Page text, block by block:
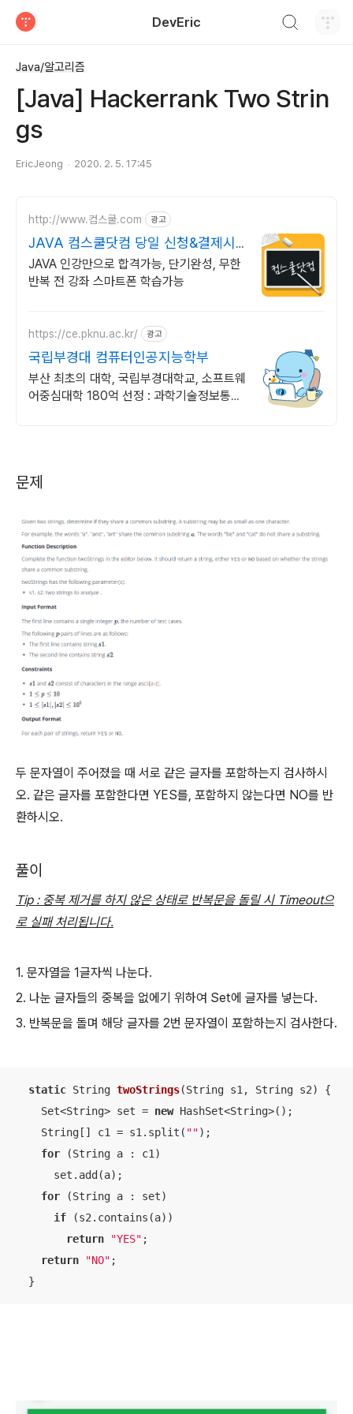
DevEric
Java/알고리즘
[Java] Hackerrank Two Strin
gs
EricJeong 2020. 2. 5. 17:45
http://www.컴스쿨.com 광고
JAVA 컴스쿨닷컴 당일 신청&결제시
기프티콘!
JAVA 인강만으로 합격가능, 단기완성, 무한
반복 전 강좌 스마트폰 학습가능
https://ce.pknu.ac.kr/ 광고
국립부경대 컴퓨터인공지능학부
부산 최초의 대학, 국립부경대학교, 소프트웨
어중심대학 180억 선정 : 과학기술정보통신
문제
두 문자열이 주어졌을 때 서로 같은 글자를 포함하는지 검사하시
오. 같은 글자를 포함한다면 YES를, 포함하지 않는다면 NO를 반
환하시오.
풀이
Tip : 중복 제거를 하지 않은 상태로 반복문을 돌릴 시 Timeout으
로 실패 처리됩니다.
1. 문자열을 1글자씩 나눈다.
2. 나눈 글자들의 중복을 없에기 위하여 Set에 글자를 넣는다.
3. 반복문을 돌며 해당 글자를 2번 문자열이 포함하는지 검사한다.
static String twoStrings(String s1, String s2)
{
    Set<String> set =
new HashSet<String>();
    String[] c1 = s1.split(
"");
for (String a : c1)
      set.add(a);
for (String a : set)
if (s2.contains(a))
return
"YES" ;
return
"NO" ;
  }